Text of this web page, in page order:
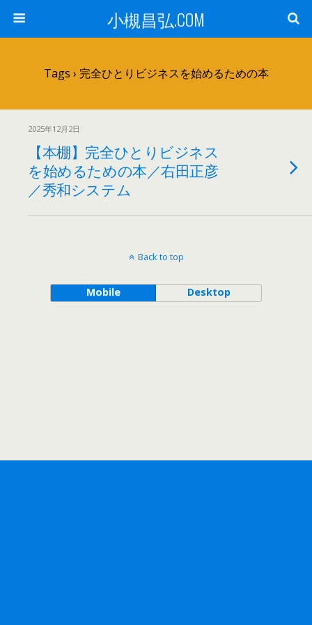
小槻昌弘.COM
Tags › 完全ひとりビジネスを始めるための本
2025年12月2日
【本棚】完全ひとりビジネス
を始めるための本／右田正彦
／秀和システム
Back to top
Mobile Desktop